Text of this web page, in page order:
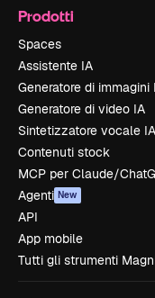
Prodotti
Spaces
Assistente IA
Generatore di immagini
Generatore di video IA
Sintetizzatore vocale IA
Contenuti stock
MCP per Claude/
Agenti New
API
App mobile
Tutti gli strumenti